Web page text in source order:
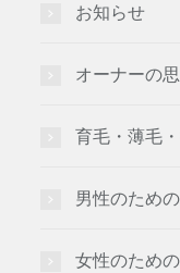
お知らせ
オーナーの
育毛・薄毛
男性のため
女性のため